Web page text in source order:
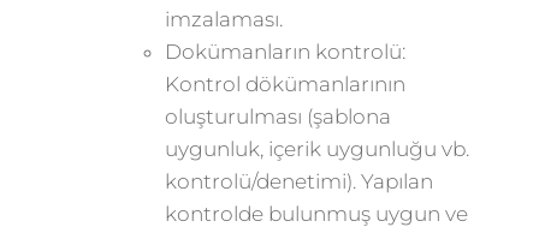
imzalaması.
Dokümanların kontrolü:
Kontrol dökümanlarının
oluşturulması (şablona
uygunluk, içerik uygunluğu vb.
kontrolü/denetimi). Yapılan
kontrolde bulunmuş uygun ve